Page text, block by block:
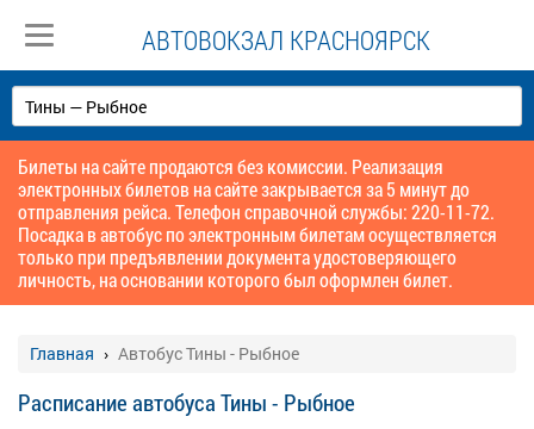
АВТОВОКЗАЛ КРАСНОЯРСК
Билеты на сайте продаются без комиссии. Реализация
электронных билетов на сайте закрывается за 5 минут до
отправления рейса. Телефон справочной службы: 220-11-72.
Посадка в автобус по электронным билетам осуществляется
только при предъявлении документа удостоверяющего
личность, на основании которого был оформлен билет.
Главная Автобус Тины - Рыбное
Расписание автобуса Тины - Рыбное